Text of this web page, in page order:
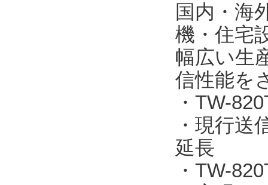
国内・海
機・住宅
幅広い生
信性能を
・TW-
・現行送
延長
・TW-